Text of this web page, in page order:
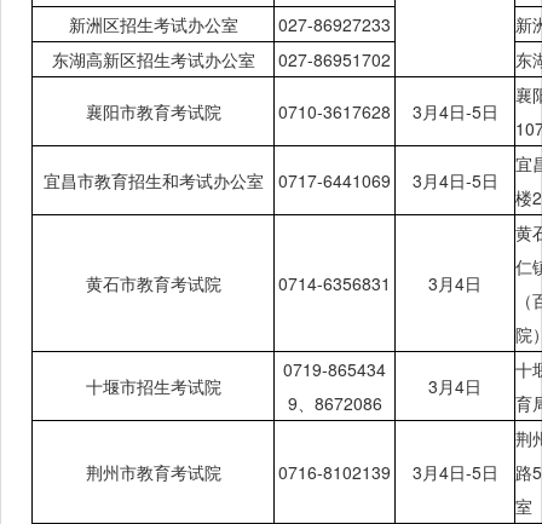
新洲区招生考试办公室
027-86927233
新
东湖高新区招生考试办公室
027-86951702 东
襄阳市教育考试院 0710-3617628 3月4日-5日
襄
宜昌市教育招生和考试办公室 0717-6441069 3月4日-5日
宜
楼
黄石市教育考试院 0714-6356831 3月4日
黄
仁
院
十堰市招生考试院
0719-865434
9、 8672086
3月4日
十
育
荆州市教育考试院 0716-8102139 3月4日-5日
荆
路
室